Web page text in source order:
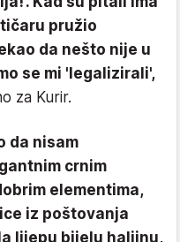
pružio
da nešto nije u
se mi 'legalizirali',
za Kurir.
da nisam
crnim
elementima,
iz poštovanja
lijepu bijelu haljinu,